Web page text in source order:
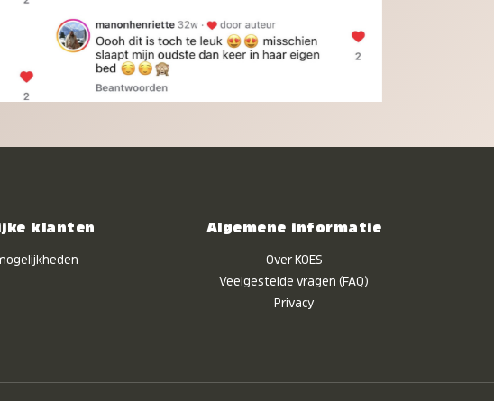
klanten Algemene informatie
Over KOES
Veelgestelde vragen (FAQ)
Privacy